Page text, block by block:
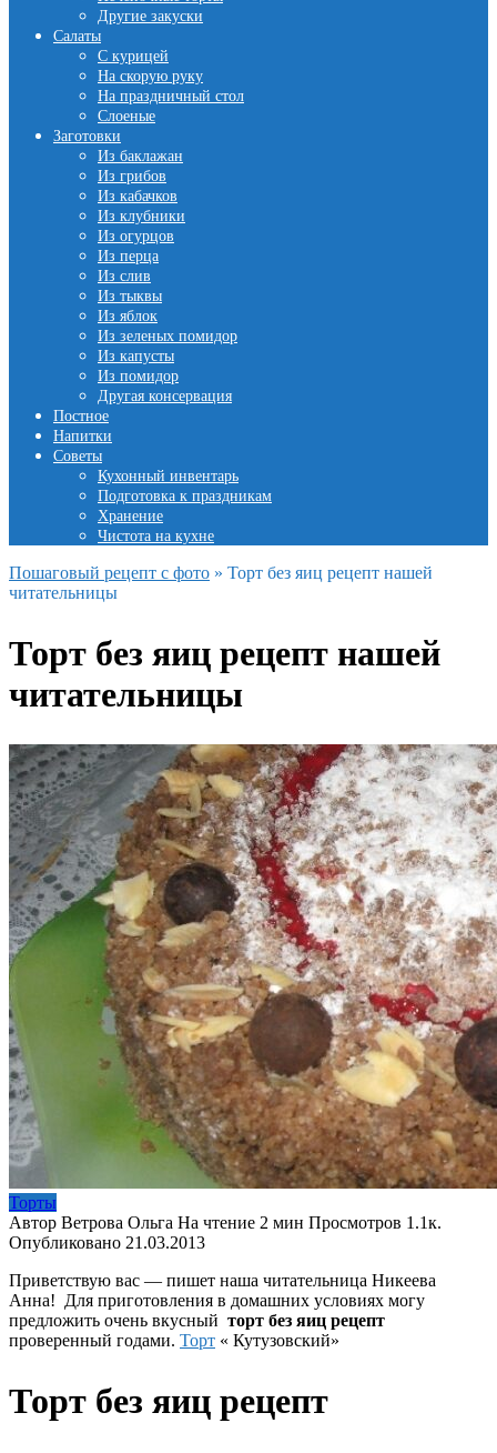
Другие закуски
Салаты
С курицей
На скорую руку
На праздничный стол
Слоеные
Заготовки
Из баклажан
Из грибов
Из кабачков
Из клубники
Из огурцов
Из перца
Из слив
Из тыквы
Из яблок
Из зеленых помидор
Из капусты
Из помидор
Другая консервация
Постное
Напитки
Советы
Кухонный инвентарь
Подготовка к праздникам
Хранение
Чистота на кухне
Пошаговый рецепт с фото » Торт без яиц рецепт нашей
читательницы
Торт без яиц рецепт нашей
читательницы
Торты
Автор Ветрова Ольга На чтение 2 мин Просмотров 1.1к.
Опубликовано 21.03.2013
Приветствую вас — пишет наша читательница Никеева
Анна! Для приготовления в домашних условиях могу
предложить очень вкусный торт без яиц рецепт
проверенный годами. Торт « Кутузовский»
Торт без яиц рецепт